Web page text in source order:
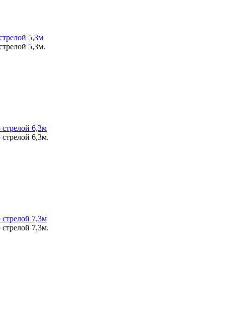
5,3м
5,3м.
6,3м
6,3м.
7,3м
7,3м.